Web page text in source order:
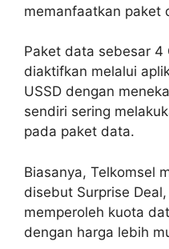
memanfaatkan paket
Paket data sebesar 4
diaktifkan melalui
USSD dengan
sendiri sering
pada paket data.
Biasanya, Telkomsel
disebut Surprise
memperoleh kuota
dengan harga lebih